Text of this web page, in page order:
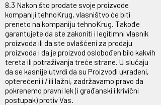
8.3 Nakon što prodate svoje proizvode
kompaniji tehnoKrug, vlasništvo će biti
preneto na kompaniju tehnoKrug. Takođe
garantujete da ste zakoniti i legitimni vlasnik
proizvoda ili da ste ovlašćeni za prodaju
proizvoda i da je proizvod oslobođen bilo kakvih
tereta ili potraživanja treće strane. U slučaju
da se kasnije utvrdi da su Proizvodi ukradeni,
opterećeni i / ili lažni, zadržavamo pravo da
pokrenemo pravni lek (i građanski i krivični
postupak) protiv Vas.